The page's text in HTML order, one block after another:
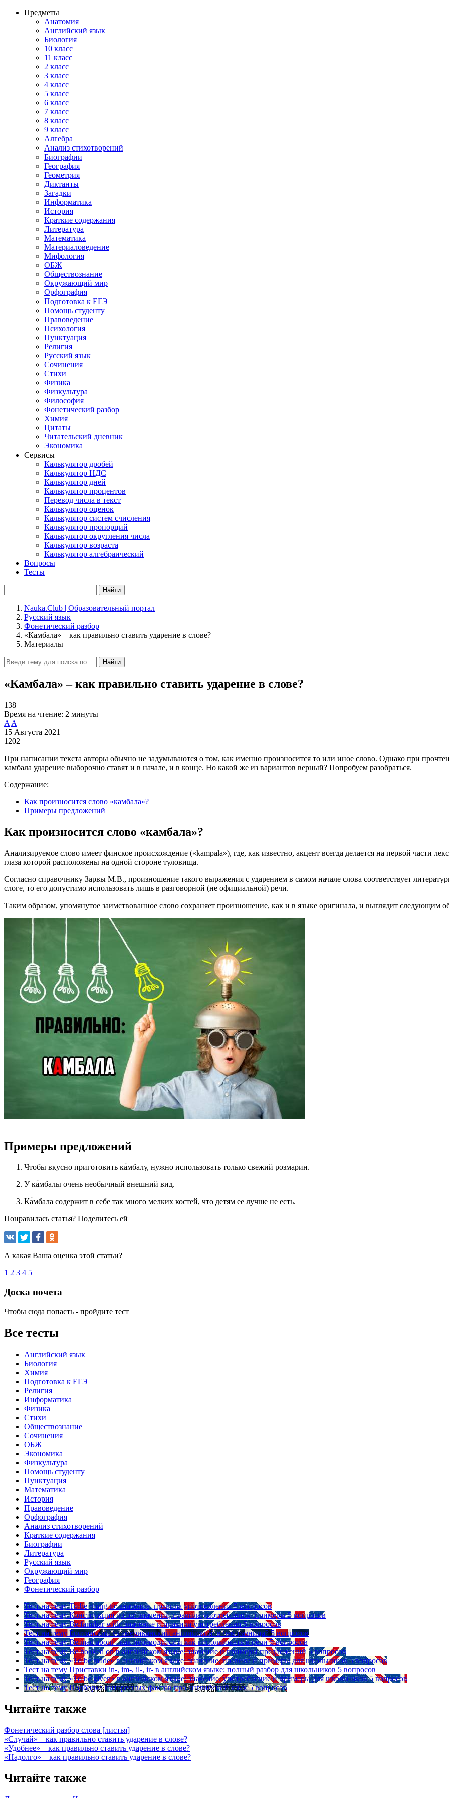
Предметы
Анатомия
Английский язык
Биология
10 класс
11 класс
2 класс
3 класс
4 класс
5 класс
6 класс
7 класс
8 класс
9 класс
Алгебра
Анализ стихотворений
Биографии
География
Геометрия
Диктанты
Загадки
Информатика
История
Краткие содержания
Литература
Математика
Материаловедение
Мифология
ОБЖ
Обществознание
Окружающий мир
Орфография
Подготовка к ЕГЭ
Помощь студенту
Правоведение
Психология
Пунктуация
Религия
Русский язык
Сочинения
Стихи
Физика
Физкультура
Философия
Фонетический разбор
Химия
Цитаты
Читательский дневник
Экономика
Сервисы
Калькулятор дробей
Калькулятор НДС
Калькулятор дней
Калькулятор процентов
Перевод числа в текст
Калькулятор оценок
Калькулятор систем счисления
Калькулятор пропорций
Калькулятор округления числа
Калькулятор возраста
Калькулятор алгебраический
Вопросы
Тесты
Найти
Nauka.Club | Образовательный портал
Русский язык
Фонетический разбор
«Камбала» – как правильно ставить ударение в слове?
Материалы
Найти
«Камбала» – как правильно ставить ударение в слове?
138
Время на чтение: 2 минуты
A A
15 Августа 2021
1202
При написании текста авторы обычно не задумываются о том, как именно произносится то или иное слово. Однако при
камбала ударение выборочно ставят и в начале, и в конце. Но какой же из вариантов верный? Попробуем разобраться.
Содержание:
Как произносится слово «камбала»?
Примеры предложений
Как произносится слово «камбала»?
Анализируемое слово имеет финское происхождение («kаmраlа»), где, как известно, акцент всегда делается на первой части
глаза которой расположены на одной стороне туловища.
Согласно справочнику Зарвы М.В., произношение такого выражения с ударением в самом начале слова соответствует
слоге, то его допустимо использовать лишь в разговорной (не официальной) речи.
Таким образом, упомянутое заимствованное слово сохраняет произношение, как и в языке оригинала, и выглядит следующим
Примеры предложений
Чтобы вкусно приготовить ка́мбалу, нужно использовать только свежий розмарин.
У ка́мбалы очень необычный внешний вид.
Ка́мбала содержит в себе так много мелких костей, что детям ее лучше не есть.
Понравилась статья? Поделитесь ей
А какая Ваша оценка этой статьи?
1 2 3 4 5
Доска почета
Чтобы сюда попасть - пройдите тест
Все тесты
Английский язык
Биология
Химия
Подготовка к ЕГЭ
Религия
Информатика
Физика
Стихи
Обществознание
Сочинения
ОБЖ
Экономика
Физкультура
Помощь студенту
Пунктуация
Математика
История
Правоведение
Орфография
Анализ стихотворений
Краткие содержания
Биографии
Литература
Русский язык
Окружающий мир
География
Фонетический разбор
Тест на тему To be going to: значение, правила употребления 5 вопросов
Тест на тему Конструкция go on: значения, правила употребления, примеры 5 вопросов
Тест на тему Be familiar with: значение и правила употребления 5 вопросов
Тест на тему Британский vs американский английский: в чем разница? 5 вопросов
Тест на тему Be mad about - как переводится и как использовать в речи 5 вопросов
Тест на тему Be hooked on в английском языке: значение и примеры предложений 5 вопросов
Тест на тему «To be made» в английском языке: значение, правила и примеры для школьников 5 вопросов
Тест на тему Приставки in-, im-, il-, ir- в английском языке: полный разбор для школьников 5 вопросов
Тест на тему «To be given» в английском языке: значение, употребление и примеры для школьников 5 вопросов
Тест на тему Подборка интересных фактов про английский язык 5 вопросов
Читайте также
Фонетический разбор слова [листья]
«Случай» – как правильно ставить ударение в слове?
«Удобнее» – как правильно ставить ударение в слове?
«Надолго» – как правильно ставить ударение в слове?
Читайте также